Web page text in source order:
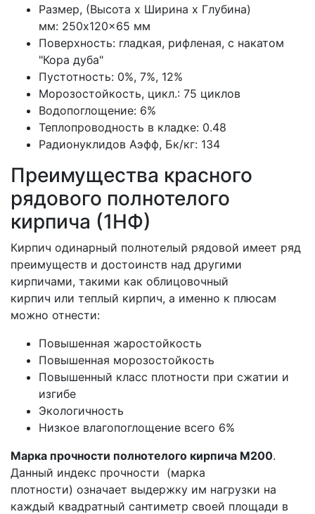
Размер, (Высота х Ширина х Глубина)
мм: 250x120x65 мм
Поверхность: гладкая, рифленая, с накатом
"Кора дуба"
Пустотность: 0%, 7%, 12%
Морозостойкость, цикл.: 75 циклов
Водопоглощение: 6%
Теплопроводность в кладке: 0.48
Радионуклидов Аэфф, Бк/кг: 134
Преимущества красного
рядового полнотелого
кирпича (1НФ)
Кирпич одинарный полнотелый рядовой имеет ряд
преимуществ и достоинств над другими
кирпичами, такими как облицовочный
кирпич или теплый кирпич, а именно к плюсам
можно отнести:
Повышенная жаростойкость
Повышенная морозостойкость
Повышенный класс плотности при сжатии и
изгибе
Экологичность
Низкое влагопоглощение всего 6%
Марка прочности полнотелого кирпича М200.
Данный индекс прочности (марка
плотности) означает выдержку им нагрузки на
каждый квадратный сантиметр своей площади в